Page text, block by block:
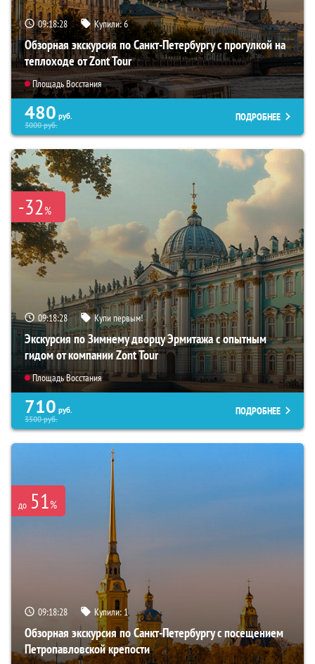
09:18:27 Купили:6
Обзорная экскурсия по Санкт-Петербургу с прогулкой на
теплоходе от Zont Tour
Площадь Восстания
480 руб.
3000руб.
ПОДРОБНЕЕ
-32%
09:18:27 Купи первым!
Экскурсия по Зимнему дворцу Эрмитажа с опытным
гидом от компании Zont Tour
Площадь Восстания
710 руб.
3500руб.
ПОДРОБНЕЕ
до 51%
09:18:27 Купили: 1
Обзорная экскурсия по Санкт-Петербургу с посещением
Петропавловской крепости